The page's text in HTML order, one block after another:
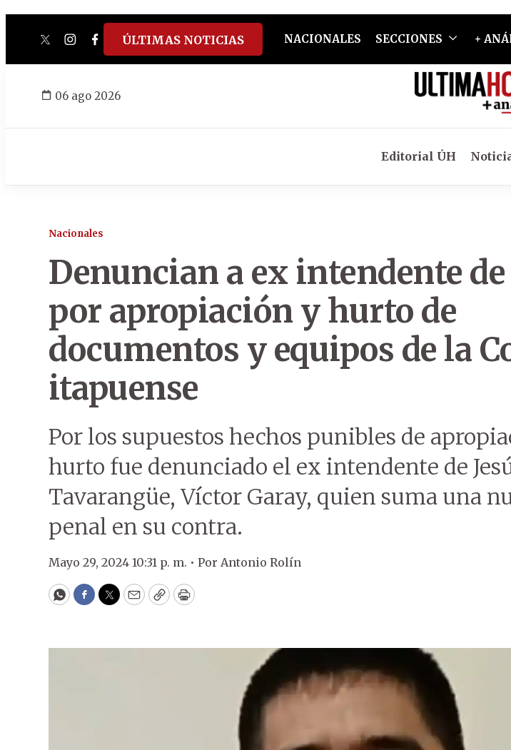
twitterinstagram
facebook
tiktokyoutube
spotify
ÚLTIMAS NOTICIAS NACIONALES SECCIONES +
06 ago 2026
Editorial ÚH
Nacionales
Denuncian a ex intendente de
por apropiación y hurto de
documentos y equipos de la
itapuense
Por los supuestos hechos punibles de
hurto fue denunciado el ex intendente de
Tavarangüe, Víctor Garay, quien suma una
penal en su contra.
Mayo 29, 2024 10:31 p. m. • Por Antonio Rolín
WhatsApp
Facebook
Twitter
EmailCopyPrint